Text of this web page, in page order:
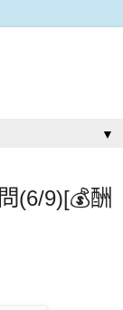
▼
(6/9)[💰酬